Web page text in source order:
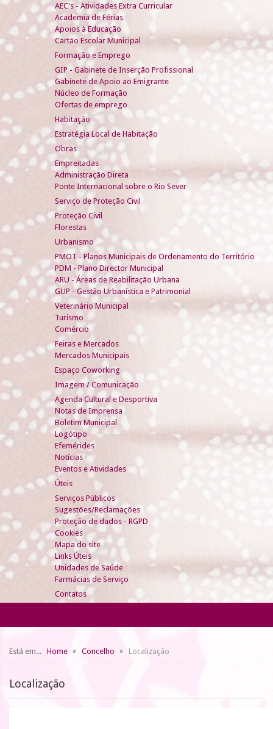
AEC's - Atividades Extra Curricular
Academia de Férias
Apoios à Educação
Cartão Escolar Municipal
Formação e Emprego
GIP - Gabinete de Inserção Profissional
Gabinete de Apoio ao Emigrante
Núcleo de Formação
Ofertas de emprego
Habitação
Estratégia Local de Habitação
Obras
Empreitadas
Administração Direta
Ponte Internacional sobre o Rio Sever
Serviço de Proteção Civil
Proteção Civil
Florestas
Urbanismo
PMOT - Planos Municipais de Ordenamento do Território
PDM - Plano Director Municipal
ARU - Áreas de Reabilitação Urbana
GUP - Gestão Urbanística e Patrimonial
Veterinário Municipal
Turismo
Comércio
Feiras e Mercados
Mercados Municipais
Espaço Coworking
Imagem / Comunicação
Agenda Cultural e Desportiva
Notas de Imprensa
Boletim Municipal
Logótipo
Efemérides
Notícias
Eventos e Atividades
Úteis
Serviços Públicos
Sugestões/Reclamações
Proteção de dados - RGPD
Cookies
Mapa do site
Links Úteis
Unidades de Saúde
Farmácias de Serviço
Contatos
Está em... Home Concelho Localização
Localização